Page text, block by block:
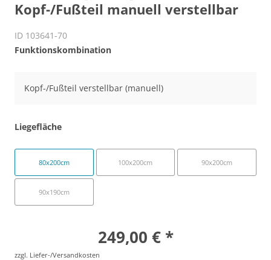
Kopf-/Fußteil manuell verstellbar
ID 103641-70
Funktionskombination
Kopf-/Fußteil verstellbar (manuell)
Liegefläche
80x200cm 100x200cm 90x200cm
90x190cm
249,00 € *
zzgl. Liefer-/Versandkosten